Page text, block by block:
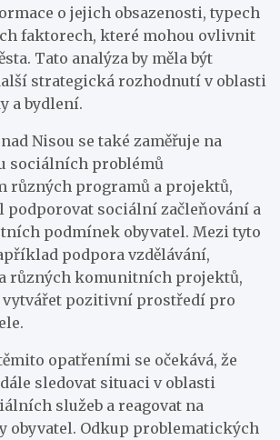
o jejich obsazenosti, typech
faktorech, které mohou ovlivnit
Tato analýza by měla být
strategická rozhodnutí v oblasti
a bydlení.
Nisou se také zaměřuje na
sociálních problémů
různých programů a projektů,
podporovat sociální začleňování a
podmínek obyvatel. Mezi tyto
podpora vzdělávání,
různých komunitních projektů,
pozitivní prostředí pro
opatřeními se očekává, že
sledovat situaci v oblasti
služeb a reagovat na
obyvatel. Odkup problematických